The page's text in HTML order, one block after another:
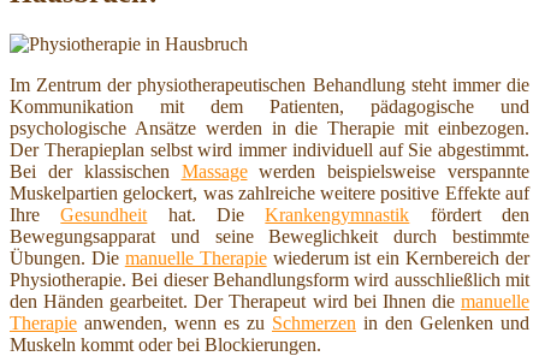
Im Zentrum der physiotherapeutischen Behandlung steht immer die
Kommunikation mit dem Patienten, pädagogische und
psychologische Ansätze werden in die Therapie mit einbezogen.
Der Therapieplan selbst wird immer individuell auf Sie abgestimmt.
Bei der klassischen Massagewerden beispielsweise verspannte
Muskelpartien gelockert, was zahlreiche weitere positive Effekte auf
IhreGesundheit hat. DieKrankengymnastik fördert den
Bewegungsapparat und seine Beweglichkeit durch bestimmte
Übungen. Die manuelle Therapiewiederum ist ein Kernbereich der
Physiotherapie. Bei dieser Behandlungsform wird ausschließlich mit
den Händen gearbeitet. Der Therapeut wird bei Ihnen die manuelle
Therapie anwenden, wenn es zu Schmerzen in den Gelenken und
Muskeln kommt oder bei Blockierungen.